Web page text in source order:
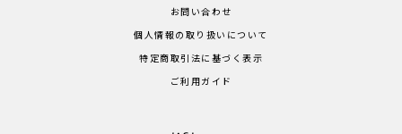
お問い合わせ
個人情報の取り扱いについて
特定商取引法に基づく表示
ご利用ガイド